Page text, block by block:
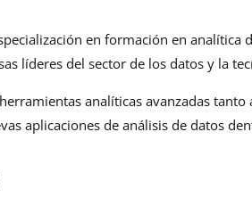
en formación en
líderes del sector de los datos y la
analíticas avanzadas
aplicaciones de análisis de datos